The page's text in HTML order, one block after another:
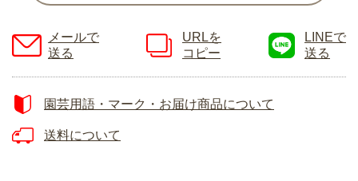
メールで
送る
URLを
コピー
LINEで
送る
園芸用語・マーク・お届け商品について
送料について